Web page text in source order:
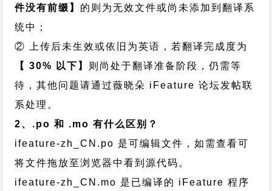
件没有前缀】 的则为无效文件或尚未添加到翻译系
统中；
② 上传后未生效或依旧为英语，若翻译完成度为
【 30% 以下】 则尚处于翻译准备阶段，仍需等
待，其他问题请通过薇晓朵 iFeature 论坛发帖联
系处理。
2、.po 和 .mo 有什么区别？
ifeature-zh_CN.po 是可编辑文件，如需查看可
将文件拖放至浏览器中看到源代码。
ifeature-zh_CN.mo 是已编译的 iFeature 程序